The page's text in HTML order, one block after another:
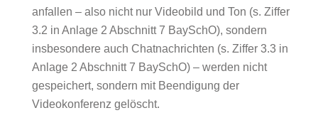
anfallen – also nicht nur Videobild und Ton (s. Ziffer
3.2 in Anlage 2 Abschnitt 7 BaySchO), sondern
insbesondere auch Chatnachrichten (s. Ziffer 3.3 in
Anlage 2 Abschnitt 7 BaySchO) – werden nicht
gespeichert, sondern mit Beendigung der
Videokonferenz gelöscht.